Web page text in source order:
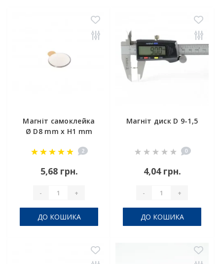
Магніт самоклейка
Ø D8 mm х H1 mm
2
5,68 грн.
- +
ДО КОШИКА
Магніт диск D 9-1,5
0
4,04 грн.
- +
ДО КОШИКА